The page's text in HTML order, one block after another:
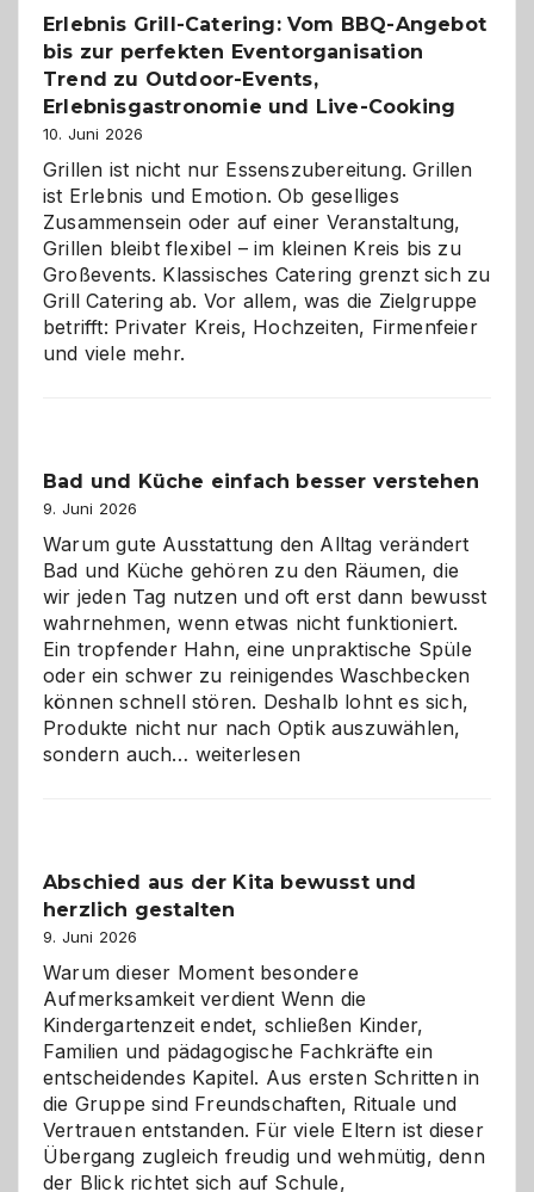
Gelegenheit,
neue
zu
Erlebnis Grill-Catering: Vom BBQ-Angebot
bis zur perfekten Eventorganisation
Trend zu Outdoor-Events,
Erlebnisgastronomie und Live-Cooking
10. Juni 2026
Grillen ist nicht nur Essenszubereitung. Grillen
ist Erlebnis und Emotion. Ob geselliges
Zusammensein oder auf einer Veranstaltung,
Grillen bleibt flexibel – im kleinen Kreis bis zu
Großevents. Klassisches Catering grenzt sich zu
Grill Catering ab. Vor allem, was die Zielgruppe
betrifft: Privater Kreis, Hochzeiten, Firmenfeier
und viele mehr.
Bad und Küche einfach besser verstehen
9. Juni 2026
Warum gute Ausstattung den Alltag verändert
Bad und Küche gehören zu den Räumen, die
wir jeden Tag nutzen und oft erst dann bewusst
wahrnehmen, wenn etwas nicht funktioniert.
Ein tropfender Hahn, eine unpraktische Spüle
oder ein schwer zu reinigendes Waschbecken
können schnell stören. Deshalb lohnt es sich,
Produkte nicht nur nach Optik auszuwählen,
sondern auch… Bad
verstehen
weiterlesen
Abschied aus der Kita bewusst und
herzlich gestalten
9. Juni 2026
Warum dieser Moment besondere
Aufmerksamkeit verdient Wenn die
Kindergartenzeit endet, schließen Kinder,
Familien und pädagogische Fachkräfte ein
entscheidendes Kapitel. Aus ersten Schritten in
die Gruppe sind Freundschaften, Rituale und
Vertrauen entstanden. Für viele Eltern ist dieser
Übergang zugleich freudig und wehmütig, denn
der Blick richtet sich auf Schule,